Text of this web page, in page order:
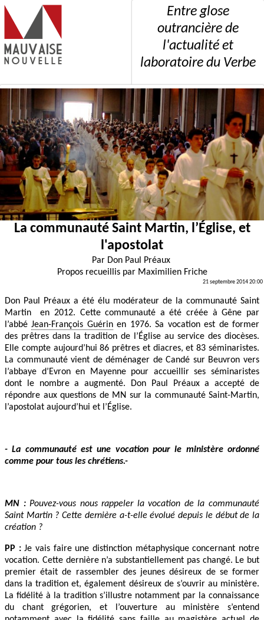
Entre glose
outrancière de
l'actualité et
laboratoire du Verbe
La communauté Saint Martin, l’Église, et
l'apostolat
Par Don Paul Préaux
Propos recueillis par Maximilien Friche
21 septembre 2014 20:00
Don Paul Préaux a été élu modérateur de la communauté Saint
Martin en 2012. Cette communauté a été créée à Gêne par
l’abbéJean-François Guérinen 1976. Sa vocation est de former
des prêtres dans la tradition de l’Église au service des diocèses.
Elle compte aujourd’hui 86 prêtres et diacres, et 83 séminaristes.
La communauté vient de déménager de Candé sur Beuvron vers
l’abbaye d’Evron en Mayenne pour accueillir ses séminaristes
dont le nombre a augmenté. Don Paul Préaux a accepté de
répondre aux questions de MN sur la communauté Saint-Martin,
l’apostolat aujourd’hui et l’Église.
- La communauté est une vocation pour le ministère ordonné
comme pour tous les chrétiens.-
MN :Pouvez-vous nous rappeler la vocation de la communauté
Saint Martin ? Cette dernière a-t-elle évolué depuis le début de la
création ?
PP :Je vais faire une distinction métaphysique concernant notre
vocation. Cette dernière n’a substantiellement pas changé. Le but
premier était de rassembler des jeunes désireux de se former
dans la tradition et, également désireux de s’ouvrir au ministère.
La fidélité à la tradition s’illustre notamment par la connaissance
du chant grégorien, et l’ouverture au ministère s’entend